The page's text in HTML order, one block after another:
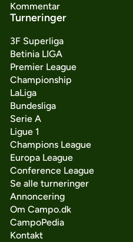
Kommentar
Turneringer
3F Superliga
Betinia LIGA
Premier League
Championship
LaLiga
Bundesliga
Serie A
Ligue 1
Champions League
Europa League
Conference League
Se alle turneringer
Annoncering
Om Campo.dk
CampoPedia
Kontakt